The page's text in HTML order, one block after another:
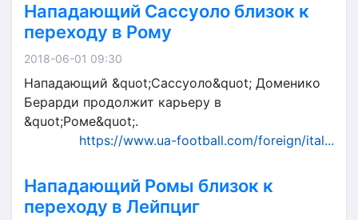
Нападающий Сассуоло близок к
переходу в Рому
2018-06-01 09:30
Нападающий &quot;Сассуоло&quot; Доменико
Берарди продолжит карьеру в
&quot;Роме&quot;.
https://www.ua-football.com/foreign/ital...
Нападающий Ромы близок к
переходу в Лейпциг